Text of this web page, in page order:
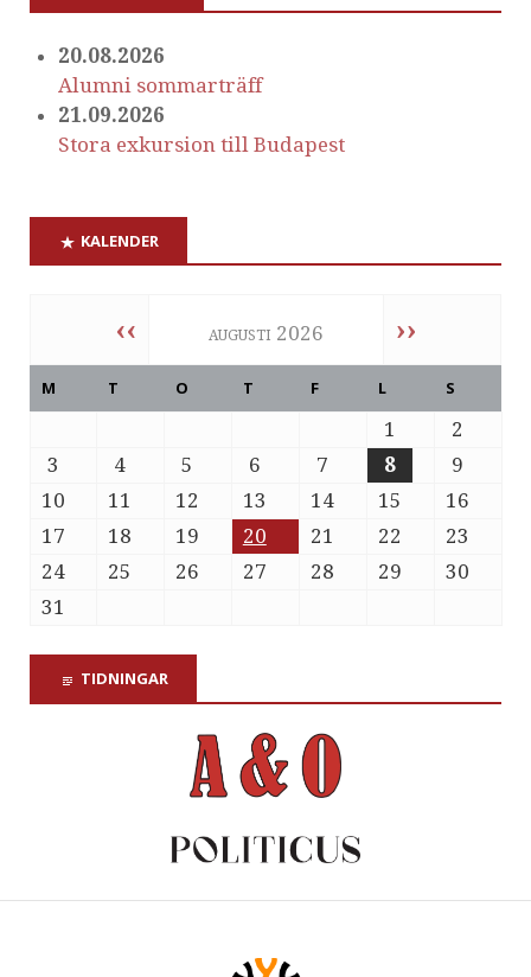
20.08.2026
Alumni sommarträff
21.09.2026
Stora exkursion till Budapest
KALENDER
‹‹ augusti 2026 ››
M T O T F L S
1
2
3
4 5 6 7 8
9
10
11 12 13 14 15
16
17
18 19 20 21 22
23
24
25 26 27 28 29
30
31
TIDNINGAR